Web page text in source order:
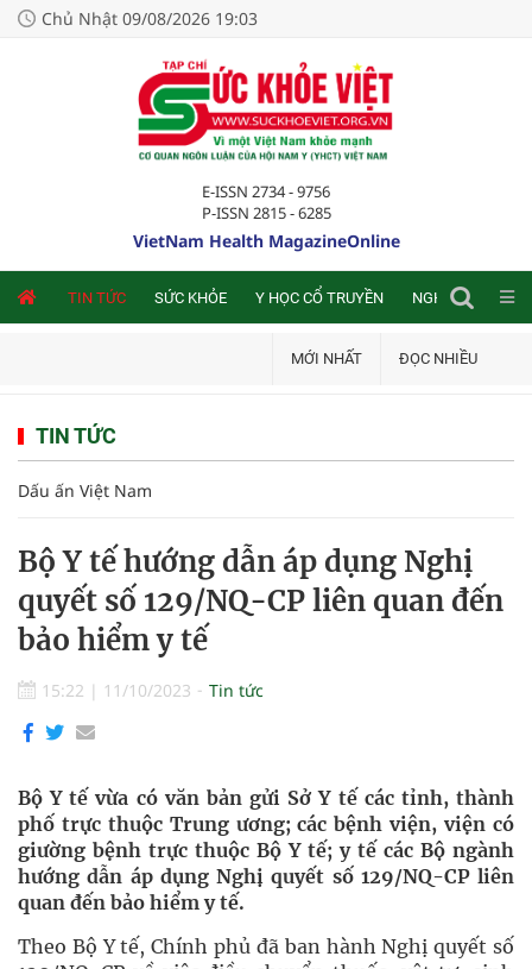
Chủ Nhật 09/08/2026 19:03
E-ISSN 2734 - 9756
P-ISSN 2815 - 6285
VietNam Health MagazineOnline
TIN TỨC SỨC KHỎE Y HỌC CỔ TRUYỀN NGHIÊN CỨU
MỚI NHẤT ĐỌC NHIỀU
TIN TỨC
Dấu ấn Việt Nam
Bộ Y tế hướng dẫn áp dụng Nghị
quyết số 129/NQ-CP liên quan đến
bảo hiểm y tế
15:22 | 11/10/2023 Tin tức
Bộ Y tế vừa có văn bản gửi Sở Y tế các tỉnh, thành
phố trực thuộc Trung ương; các bệnh viện, viện có
giường bệnh trực thuộc Bộ Y tế; y tế các Bộ ngành
hướng dẫn áp dụng Nghị quyết số 129/NQ-CP liên
quan đến bảo hiểm y tế.
Theo Bộ Y tế, Chính phủ đã ban hành Nghị quyết số